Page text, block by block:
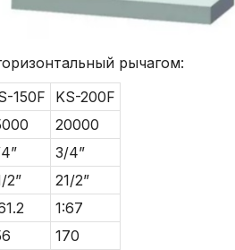
рычагом:
150F
KS-200F
20000
3/4”
2”
21/2”
1:67
170